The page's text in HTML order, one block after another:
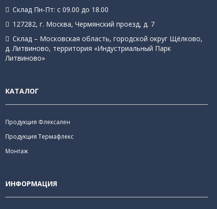
Склад Пн-Пт: с 09.00 до 18.00
127282, г. Москва, Чермянский проезд, д. 7
Склад – Московская область, городской округ Щёлково,
д. Литвиново, территория «Индустриальный Парк
Литвиново»
КАТАЛОГ
Продукция Флексален
Продукция Термафлекс
Монтаж
ИНФОРМАЦИЯ